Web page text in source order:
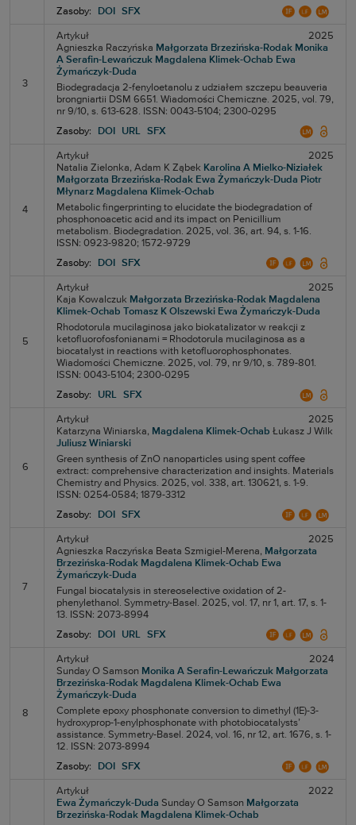
Zasoby: DOI SFX
3
Artykuł
2025
Agnieszka Raczyńska Małgorzata Brzezińska-Rodak Monika
A Serafin-Lewańczuk Magdalena Klimek-Ochab Ewa
Żymańczyk-Duda
Biodegradacja 2-fenyloetanolu z udziałem szczepu beauveria
brongniartii DSM 6651. Wiadomości Chemiczne. 2025, vol. 79,
nr 9/10, s. 613-628. ISSN: 0043-5104; 2300-0295
Zasoby:
DOI URL SFX
4
Artykuł
2025
Natalia Zielonka, Adam K Ząbek Karolina A Mielko-Niziałek
Małgorzata Brzezińska-Rodak Ewa Żymańczyk-Duda Piotr
Młynarz Magdalena Klimek-Ochab
Metabolic fingerprinting to elucidate the biodegradation of
phosphonoacetic acid and its impact on Penicillium
metabolism. Biodegradation. 2025, vol. 36, art. 94, s. 1-16.
ISSN: 0923-9820; 1572-9729
Zasoby:
DOI SFX
5
Artykuł
2025
Kaja Kowalczuk Małgorzata Brzezińska-Rodak Magdalena
Klimek-Ochab Tomasz K Olszewski Ewa Żymańczyk-Duda
Rhodotorula mucilaginosa jako biokatalizator w reakcji z
ketofluorofosfonianami = Rhodotorula mucilaginosa as a
biocatalyst in reactions with ketofluorophosphonates.
Wiadomości Chemiczne. 2025, vol. 79, nr 9/10, s. 789-801.
ISSN: 0043-5104; 2300-0295
Zasoby:
URL SFX
6
Artykuł
2025
Katarzyna Winiarska, Magdalena Klimek-Ochab Łukasz J Wilk
Juliusz Winiarski
Green synthesis of ZnO nanoparticles using spent coffee
extract: comprehensive characterization and insights. Materials
Chemistry and Physics. 2025, vol. 338, art. 130621, s. 1-9.
ISSN: 0254-0584; 1879-3312
Zasoby:
DOI SFX
7
Artykuł
2025
Agnieszka Raczyńska Beata Szmigiel-Merena, Małgorzata
Brzezińska-Rodak Magdalena Klimek-Ochab Ewa
Żymańczyk-Duda
Fungal biocatalysis in stereoselective oxidation of 2-
phenylethanol. Symmetry-Basel. 2025, vol. 17, nr 1, art. 17, s. 1-
13. ISSN: 2073-8994
Zasoby:
DOI URL SFX
8
Artykuł
2024
Sunday O Samson Monika A Serafin-Lewańczuk Małgorzata
Brzezińska-Rodak Magdalena Klimek-Ochab Ewa
Żymańczyk-Duda
Complete epoxy phosphonate conversion to dimethyl (1E)-3-
hydroxyprop-1-enylphosphonate with photobiocatalysts’
assistance. Symmetry-Basel. 2024, vol. 16, nr 12, art. 1676, s. 1-
12. ISSN: 2073-8994
Zasoby:
DOI SFX
Artykuł
2022
Ewa Żymańczyk-Duda Sunday O Samson Małgorzata
Brzezińska-Rodak Magdalena Klimek-Ochab